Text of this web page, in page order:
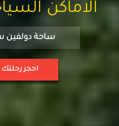
الاماكن
ساحة دولفين
احجز رحلتك